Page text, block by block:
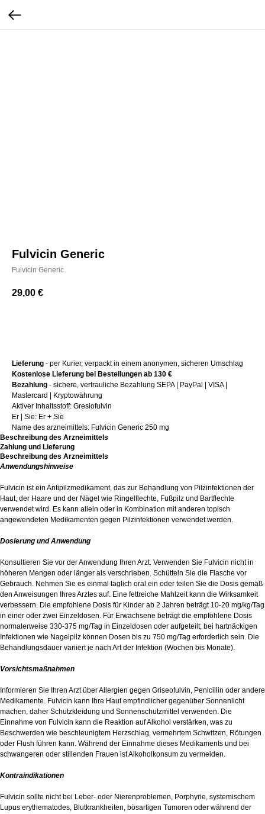
Fulvicin Generic
Fulvicin Generic
29,00 €
Lieferung - per Kurier, verpackt in einem anonymen, sicheren Umschlag
Kostenlose Lieferung bei Bestellungen ab 130 €
Bezahlung - sichere, vertrauliche Bezahlung SEPA | PayPal | VISA |
Mastercard | Kryptowährung
Aktiver Inhaltsstoff: Gresiofulvin
Er | Sie: Er + Sie
Name des arzneimittels: Fulvicin Generic 250 mg
Beschreibung des Arzneimittels
Zahlung und Lieferung
Beschreibung des Arzneimittels
Anwendungshinweise
Fulvicin ist ein Antipilzmedikament, das zur Behandlung von Pilzinfektionen der
Haut, der Haare und der Nägel wie Ringelflechte, Fußpilz und Bartflechte
verwendet wird. Es kann allein oder in Kombination mit anderen topisch
angewendeten Medikamenten gegen Pilzinfektionen verwendet werden.
Dosierung und Anwendung
Konsultieren Sie vor der Anwendung Ihren Arzt. Verwenden Sie Fulvicin nicht in
höheren Mengen oder länger als verschrieben. Schütteln Sie die Flasche vor
Gebrauch. Nehmen Sie es einmal täglich oral ein oder teilen Sie die Dosis gemäß
den Anweisungen Ihres Arztes auf. Eine fettreiche Mahlzeit kann die Wirksamkeit
verbessern. Die empfohlene Dosis für Kinder ab 2 Jahren beträgt 10-20 mg/kg/Tag
in einer oder zwei Einzeldosen. Für Erwachsene beträgt die empfohlene Dosis
normalerweise 330-375 mg/Tag in Einzeldosen oder aufgeteilt; bei hartnäckigen
Infektionen wie Nagelpilz können Dosen bis zu 750 mg/Tag erforderlich sein. Die
Behandlungsdauer variiert je nach Art der Infektion (Wochen bis Monate).
Vorsichtsmaßnahmen
Informieren Sie Ihren Arzt über Allergien gegen Griseofulvin, Penicillin oder andere
Medikamente. Fulvicin kann Ihre Haut empfindlicher gegenüber Sonnenlicht
machen, daher Schutzkleidung und Sonnenschutzmittel verwenden. Die
Einnahme von Fulvicin kann die Reaktion auf Alkohol verstärken, was zu
Beschwerden wie beschleunigtem Herzschlag, vermehrtem Schwitzen, Rötungen
oder Flush führen kann. Während der Einnahme dieses Medikaments und bei
schwangeren oder stillenden Frauen ist Alkoholkonsum zu vermeiden.
Kontraindikationen
Fulvicin sollte nicht bei Leber- oder Nierenproblemen, Porphyrie, systemischem
Lupus erythematodes, Blutkrankheiten, bösartigen Tumoren oder während der